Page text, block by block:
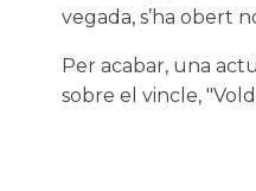
vegada, s’ha obert
Per acabar, una
sobre el vincle,